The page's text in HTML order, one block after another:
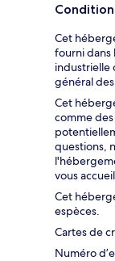
Cet
fourni dans
industrielle
général
Cet
comme
questions,
vous
Cet
espèces.
Cartes de
Numéro